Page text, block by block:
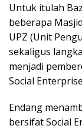
Untuk itulah
beberapa
UPZ (Unit
sekaligus
menjadi
Social
Endang
bersifat Social